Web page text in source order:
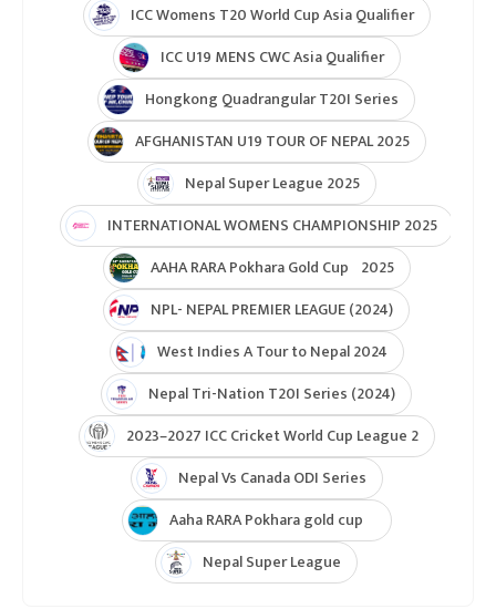
ICC Womens T20 World Cup Asia Qualifier
ICC U19 MENS CWC Asia Qualifier
Hongkong Quadrangular T20I Series
AFGHANISTAN U19 TOUR OF NEPAL 2025
Nepal Super League 2025
INTERNATIONAL WOMENS CHAMPIONSHIP 2025
AAHA RARA Pokhara Gold Cup 2025
NPL- NEPAL PREMIER LEAGUE (2024)
West Indies A Tour to Nepal 2024
Nepal Tri-Nation T20I Series (2024)
2023–2027 ICC Cricket World Cup League 2
Nepal Vs Canada ODI Series
Aaha RARA Pokhara gold cup
Nepal Super League